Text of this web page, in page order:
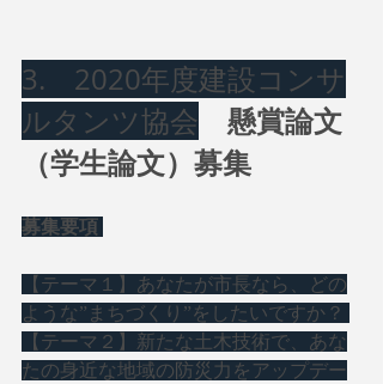
3.　2020年度建設コンサ
ルタンツ協会 懸賞論文
（学生論文）募集
募集要項
【テーマ１】あなたが市長なら、どの
ような”まちづくり”をしたいですか？
【テーマ２】新たな土木技術で、あな
たの身近な地域の防災力をアップデー